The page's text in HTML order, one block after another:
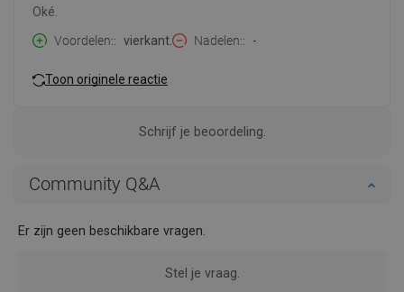
Oké.
Voordelen:
vierkant. Nadelen: -
Toon originele reactie
Schrijf je beoordeling.
Community Q&A
Er zijn geen beschikbare vragen.
Stel je vraag.